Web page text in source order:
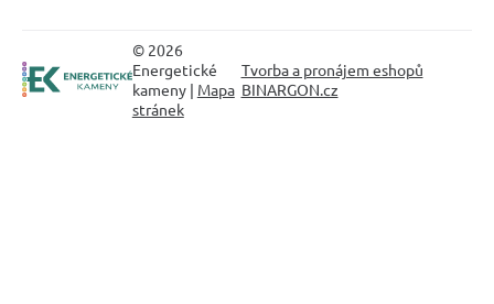
© 2026
Energetické
kameny | Mapa
stránek
Tvorba a pronájem eshopů
BINARGON.cz